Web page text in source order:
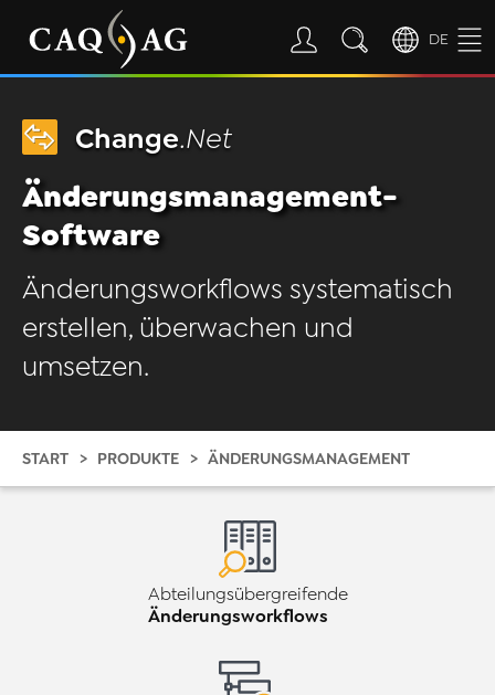
DE
Change.Net
Änderungsmanagement-
Software
Änderungsworkflows systematisch
erstellen, überwachen und
umsetzen.
START PRODUKTE ÄNDERUNGSMANAGEMENT
Abteilungsübergreifende
Änderungsworkflows